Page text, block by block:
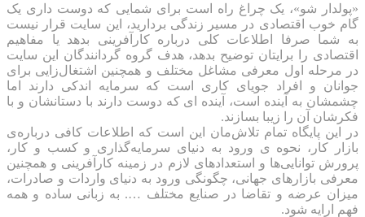
«پولدار شو»، یک چراغ راه است برای شمایی که دوست داری یک
گام خوب اقتصادی در مسیر زندگی بردارید، این سایت قرار نیست
به شما صرفا اطلاعات کلی درباره کارآفرینی بدهد یا مفاهیم
اقتصادی را برایتان توضیح بدهد، هدف گروه گردانندگان این سایت
در مرحله اول معرفی مشاغل مختلف و همچنین اشتغال‌زایی برای
جوانان و افراد جویای کاری است که سرمایه اندکی دارند اما
چشمشان به آینده است، آینده ای که دوست دارند با دستانشان و با
فکرشان آن را زیبا بسازند.
در این پایگاه تمام تلاش‌مان این است که ‌اطلاعات کافی درباره‌ی
بازار کار، نحوه ی ورود به دنیای سرمایه‌گذاری و کسب و کار،
پرورش توانایی‌ها و استعدادهای لازم در زمینه کارآفرینی و همچنین
معرفی بازارهای جهانی، چگونگی ورود به دنیای واردات و صادرات،
میزان عرضه و تقاضا در صنایع مختلف …. به زبانی ساده و همه
فهم ارایه شود.